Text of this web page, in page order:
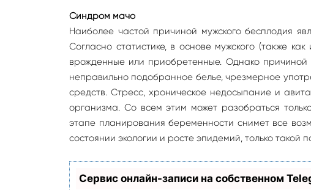
Синдром мачо
Наиболее частой причиной мужского бесплодия
Согласно статистике, в основе мужского (также
врожденные или приобретенные. Однако
неправильно подобранное белье, чрезмерное
средств. Стресс, хроническое недосыпание и
организма. Со всем этим может разобраться
этапе планирования беременности снимет все
состоянии экологии и росте эпидемий, только
Сервис онлайн-записи на собственном